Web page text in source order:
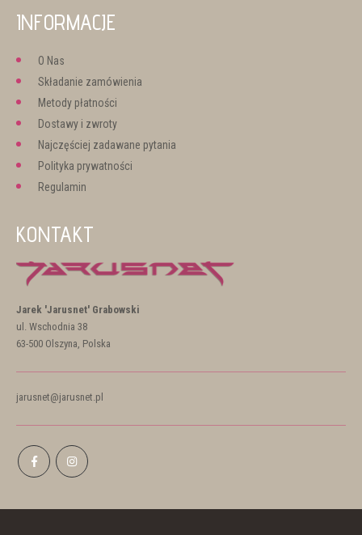
INFORMACJE
O Nas
Składanie zamówienia
Metody płatności
Dostawy i zwroty
Najczęściej zadawane pytania
Polityka prywatności
Regulamin
KONTAKT
Jarek 'Jarusnet' Grabowski
ul. Wschodnia 38
63-500 Olszyna, Polska
jarusnet@jarusnet.pl